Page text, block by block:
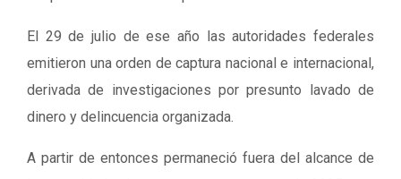
El 29 de julio de ese año las autoridades federales
emitieron una orden de captura nacional e internacional,
derivada de investigaciones por presunto lavado de
dinero y delincuencia organizada.
A partir de entonces permaneció fuera del alcance de